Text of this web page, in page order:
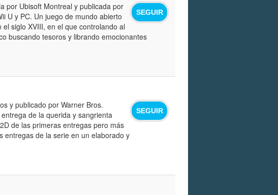
SEGUIR
por Ubisoft Montreal y publicada por
U y PC. Un juego de mundo abierto
siglo XVIII, en el que controlando al
buscando tesoros y librando emocionantes
SEGUIR
y publicado por Warner Bros.
de la querida y sangrienta
de las primeras entregas pero más
entregas de la serie en un elaborado y